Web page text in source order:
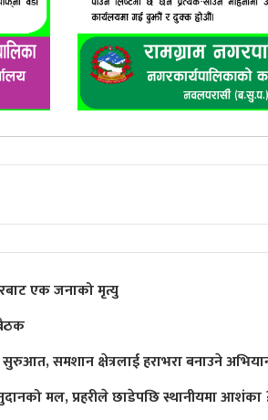
एक जनाको मृत्यु
समशान क्षेत्रलाई हराभरा बनाउने
मल, प्रहरीले छाडेपछि स्थानीयमा आशंका